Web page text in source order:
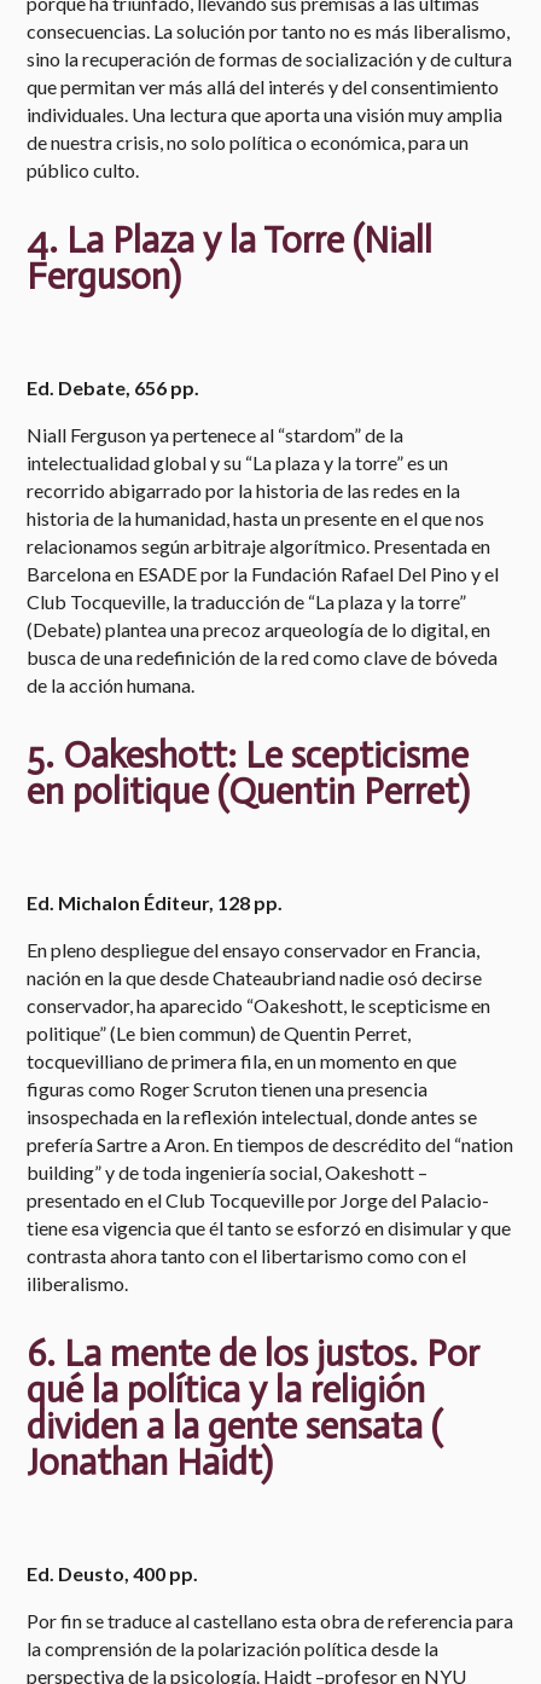
consecuencias. La solución por tanto no es más liberalismo,
sino la recuperación de formas de socialización y de cultura
que permitan ver más allá del interés y del consentimiento
individuales. Una lectura que aporta una visión muy amplia
de nuestra crisis, no solo política o económica, para un
público culto.
4. La Plaza y la Torre (Niall
Ferguson)
Ed. Debate, 656 pp.
Niall Ferguson ya pertenece al “stardom” de la
intelectualidad global y su “La plaza y la torre” es un
recorrido abigarrado por la historia de las redes en la
historia de la humanidad, hasta un presente en el que nos
relacionamos según arbitraje algorítmico. Presentada en
Barcelona en ESADE por la Fundación Rafael Del Pino y el
Club Tocqueville, la traducción de “La plaza y la torre”
(Debate) plantea una precoz arqueología de lo digital, en
busca de una redefinición de la red como clave de bóveda
de la acción humana.
​5. Oakeshott: Le scepticisme
en politique​ (Quentin Perret)
Ed. Michalon Éditeur, 128 pp.
En pleno despliegue del ensayo conservador en Francia,
nación en la que desde Chateaubriand nadie osó decirse
conservador, ha aparecido “Oakeshott, le scepticisme en
politique” (Le bien commun) de Quentin Perret,
tocquevilliano de primera fila, en un momento en que
figuras como Roger Scruton tienen una presencia
insospechada en la reflexión intelectual, donde antes se
prefería Sartre a Aron. En tiempos de descrédito del “nation
building” y de toda ingeniería social, Oakeshott –
presentado en el Club Tocqueville por Jorge del Palacio-
tiene esa vigencia que él tanto se esforzó en disimular y que
contrasta ahora tanto con el libertarismo como con el
iliberalismo.
​6. La mente de los justos. Por
qué la política y la religión
dividen a la gente sensata (​
Jonathan Haidt)
Ed. Deusto, 400 pp.
Por fin se traduce al castellano esta obra de referencia para
la comprensión de la polarización política desde la
perspectiva de la psicología. Haidt –profesor en NYU